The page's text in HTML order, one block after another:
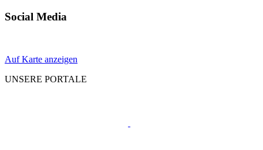
Social Media
Auf Karte anzeigen
UNSERE PORTALE